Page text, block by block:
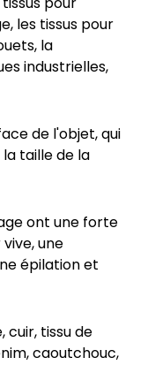
les tissus pour
la
industrielles,
de l'objet, qui
taille de la
ont une forte
une
épilation et
cuir, tissu de
caoutchouc,